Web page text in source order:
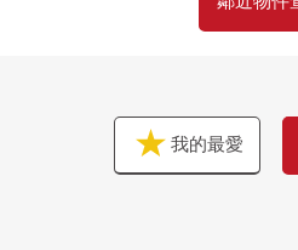
我的最愛